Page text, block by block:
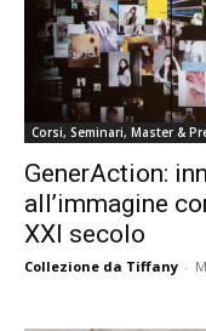
Corsi, Seminari, Master &
GenerAction:
all’immagine
XXI secolo
Collezione da Tiffany -